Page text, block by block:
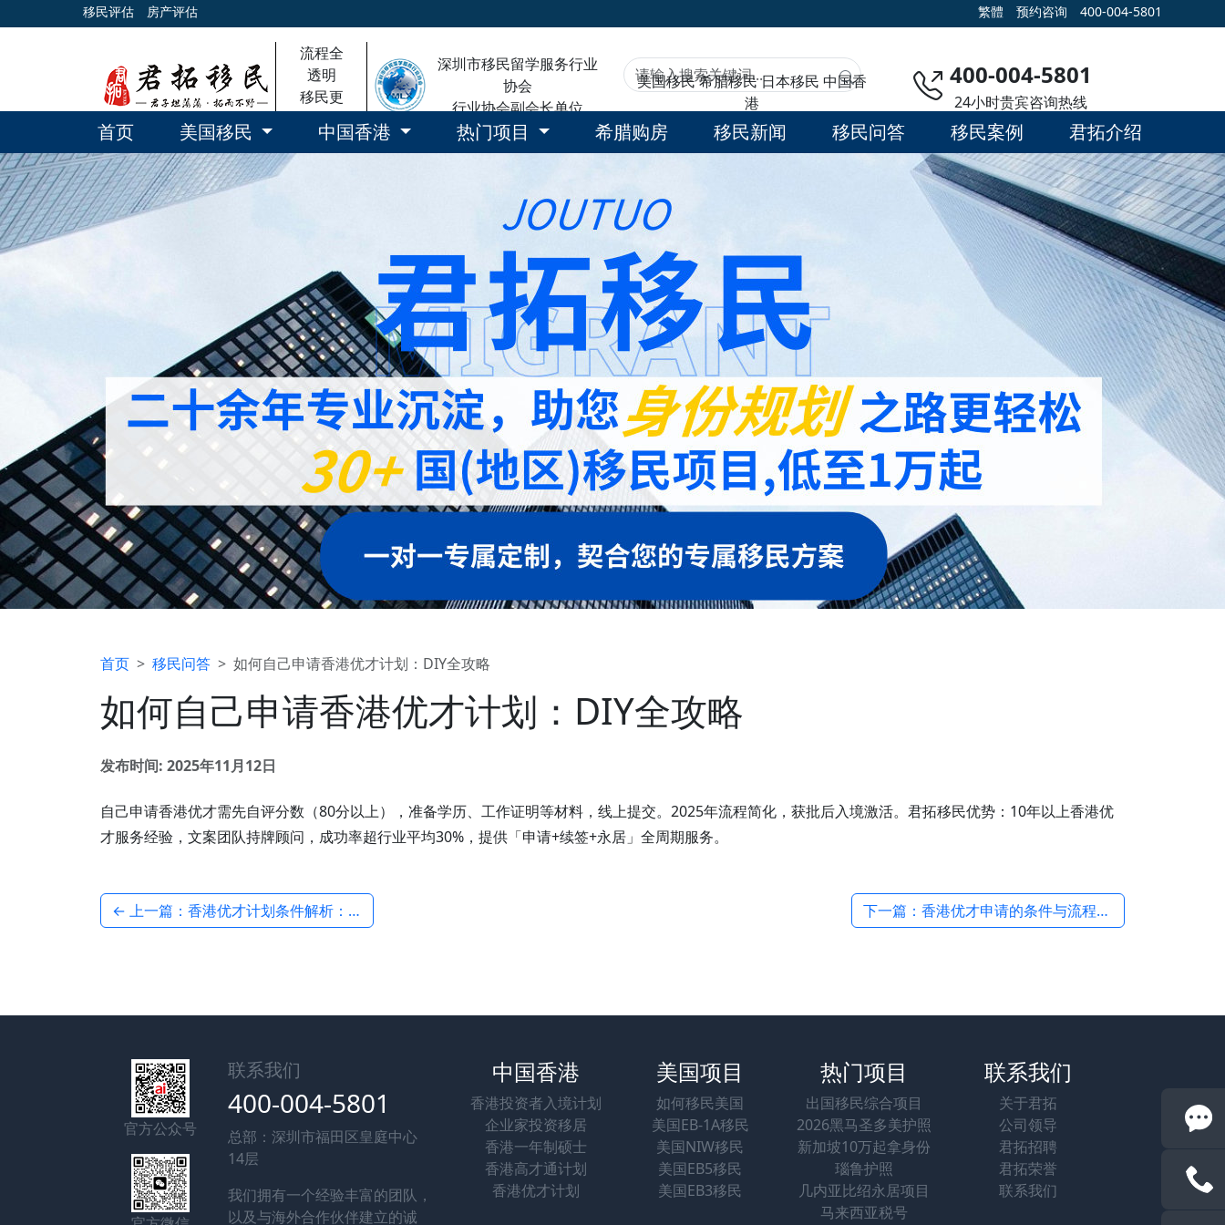
移民评估 房产评估 繁體 预约咨询 400-004-5801
流程全
透明
移民更
放心
深圳市移民留学服务行业
协会
行业协会副会长单位
美国移民希腊移民日本移民 中国香
港
400-004-5801
24小时贵宾咨询热线
首页 美国移民 中国香港 热门项目 希腊购房 移民新闻 移民问答 移民案例 君拓介绍
首页 移民问答 如何自己申请香港优才计划：DIY全攻略
如何自己申请香港优才计划：DIY全攻略
发布时间: 2025年11月12日
自己申请香港优才需先自评分数（80分以上），准备学历、工作证明等材料，线上提交。2025年流程简化，获批后入境激活。君拓移民优势：10年以上香港优
才服务经验，文案团队持牌顾问，成功率超行业平均30%，提供「申请+续签+永居」全周期服务。
← 上一篇：香港优才计划条件解析：学历与经验要求 下一篇：香港优才申请的条件与流程：一步步指南 →
官方公众号
联系我们
400-004-5801
总部：深圳市福田区皇庭中心
14层
我们拥有一个经验丰富的团队，
以及与海外合作伙伴建立的诚
中国香港
香港投资者入境计划
企业家投资移居
香港一年制硕士
香港高才通计划
香港优才计划
美国项目
如何移民美国
美国EB-1A移民
美国NIW移民
美国EB5移民
美国EB3移民
热门项目
出国移民综合项目
2026黑马圣多美护照
新加坡10万起拿身份
瑙鲁护照
几内亚比绍永居项目
马来西亚税号
联系我们
关于君拓
公司领导
君拓招聘
君拓荣誉
联系我们